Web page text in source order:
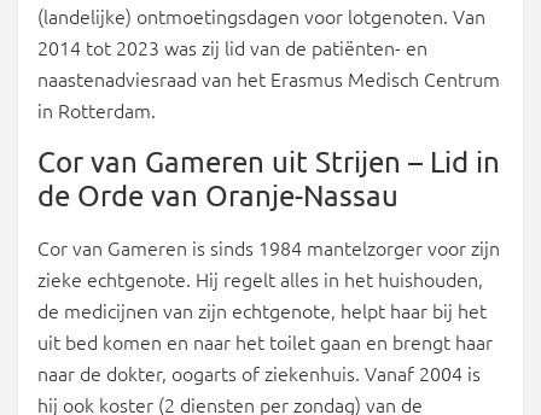
(landelijke) ontmoetingsdagen voor lotgenoten. Van
2014 tot 2023 was zij lid van de patiënten- en
naastenadviesraad van het Erasmus Medisch Centrum
in Rotterdam.
Cor van Gameren uit Strijen – Lid in
de Orde van Oranje-Nassau
Cor van Gameren is sinds 1984 mantelzorger voor zijn
zieke echtgenote. Hij regelt alles in het huishouden,
de medicijnen van zijn echtgenote, helpt haar bij het
uit bed komen en naar het toilet gaan en brengt haar
naar de dokter, oogarts of ziekenhuis. Vanaf 2004 is
hij ook koster (2 diensten per zondag) van de